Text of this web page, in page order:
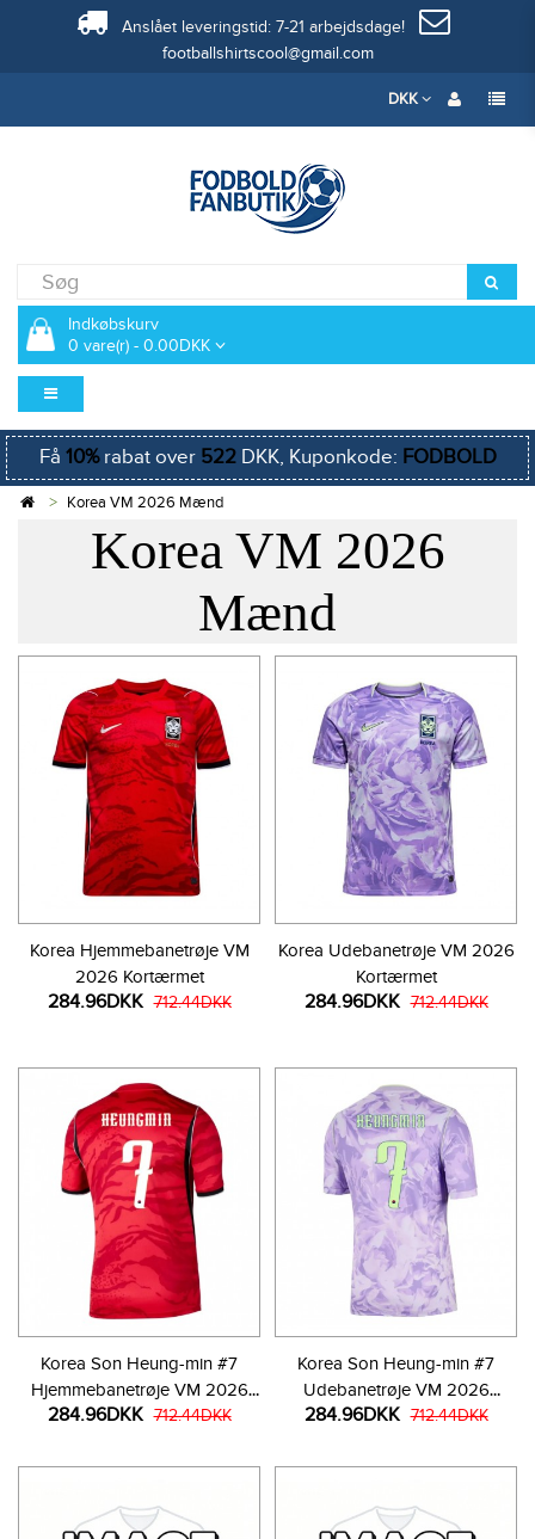
Anslået leveringstid: 7-21 arbejdsdage!
footballshirtscool@gmail.com
DKK
Indkøbskurv
0 vare(r) - 0.00DKK
Få 10%rabat over 522DKK, Kuponkode: FODBOLD
Korea VM 2026 Mænd
Korea VM 2026
Mænd
Korea Hjemmebanetrøje VM
2026 Kortærmet
284.96DKK 712.44DKK
Korea Udebanetrøje VM 2026
Kortærmet
284.96DKK 712.44DKK
Korea Son Heung-min #7
Hjemmebanetrøje VM 2026
Kortærmet
284.96DKK 712.44DKK
Korea Son Heung-min #7
Udebanetrøje VM 2026
Kortærmet
284.96DKK 712.44DKK